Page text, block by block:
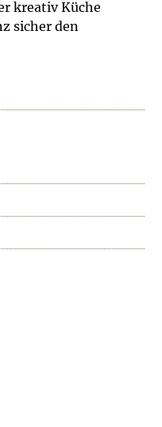
kreativ Küche
sicher den